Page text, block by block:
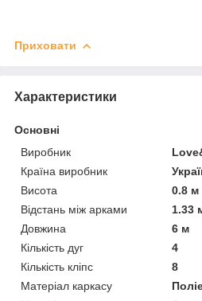
Приховати
Характеристики
Основні
Виробник
Країна виробник
Висота
0.8 м
Відстань між арками
1.33
Довжина
6 м
Кількість дуг
4
Кількість кліпс
8
Матеріал каркасу